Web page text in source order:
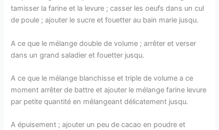
tamisser la farine et la levure ; casser les oeufs dans un cul
de poule ; ajouter le sucre et fouetter au bain marie jusqu.
A ce que le mélange double de volume ; arrêter et verser
dans un grand saladier et fouetter jusqu.
A ce que le mélange blanchisse et triple de volume a ce
moment arrêter de battre et ajouter le mélange farine levure
par petite quantité en mélangeant délicatement jusqu.
A épuisement ; ajouter un peu de cacao en poudre et